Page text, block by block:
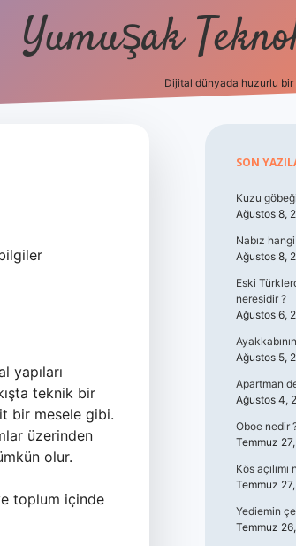
Yumuşak
Dijital dünyada huzurlu
yapıları
teknik bir
bir mesele gibi.
üzerinden
olur.
toplum içinde
SON
Kuzu
Ağustos 8,
Nabız
Ağustos 8,
Eski
neresidir ?
Ağustos 6,
Ağustos 5,
Apartman
Ağustos 4,
Oboe nedir
Temmuz
Kös açılımı
Temmuz
Yediemin
Temmuz